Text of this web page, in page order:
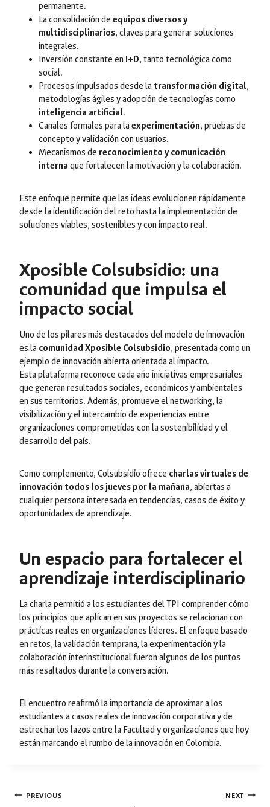
permanente.
La consolidación de equipos diversos y
multidisciplinarios, claves para generar soluciones
integrales.
Inversión constante en I+D, tanto tecnológica como
social.
Procesos impulsados desde la transformación digital,
metodologías ágiles y adopción de tecnologías como
inteligencia artificial.
Canales formales para la experimentación, pruebas de
concepto y validación con usuarios.
Mecanismos de reconocimiento y comunicación
interna que fortalecen la motivación y la colaboración.
Este enfoque permite que las ideas evolucionen rápidamente
desde la identificación del reto hasta la implementación de
soluciones viables, sostenibles y con impacto real.
Xposible Colsubsidio: una
comunidad que impulsa el
impacto social
Uno de los pilares más destacados del modelo de innovación
es la comunidad Xposible Colsubsidio, presentada como un
ejemplo de innovación abierta orientada al impacto.
Esta plataforma reconoce cada año iniciativas empresariales
que generan resultados sociales, económicos y ambientales
en sus territorios. Además, promueve el networking, la
visibilización y el intercambio de experiencias entre
organizaciones comprometidas con la sostenibilidad y el
desarrollo del país.
Como complemento, Colsubsidio ofrece charlas virtuales de
innovación todos los jueves por la mañana, abiertas a
cualquier persona interesada en tendencias, casos de éxito y
oportunidades de aprendizaje.
Un espacio para fortalecer el
aprendizaje interdisciplinario
La charla permitió a los estudiantes del TPI comprender cómo
los principios que aplican en sus proyectos se relacionan con
prácticas reales en organizaciones líderes. El enfoque basado
en retos, la validación temprana, la experimentación y la
colaboración interinstitucional fueron algunos de los puntos
más resaltados durante la conversación.
El encuentro reafirmó la importancia de aproximar a los
estudiantes a casos reales de innovación corporativa y de
estrechar los lazos entre la Facultad y organizaciones que hoy
están marcando el rumbo de la innovación en Colombia.
PREVIOUS NEXT